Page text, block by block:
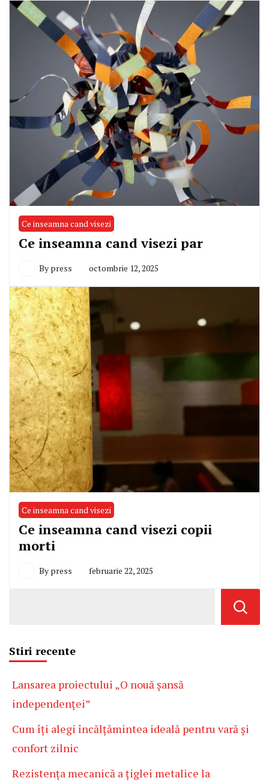
Ce inseamna cand visezi
Ce inseamna cand visezi par
By press octombrie 12, 2025
Ce inseamna cand visezi
Ce inseamna cand visezi copii
morti
By press februarie 22, 2025
Stiri recente
Lansarea proiectului „O nouă șansă
independenței”
Cum îți alegi încălțămintea ideală pentru vară și
confort zilnic
Rezistența mecanică a țiglei metalice la